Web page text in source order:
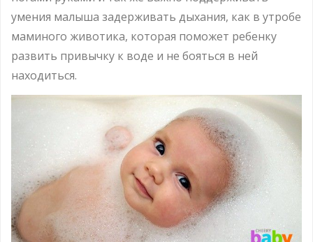
умения малыша задерживать дыхания, как в утробе
маминого животика, которая поможет ребенку
развить привычку к воде и не бояться в ней
находиться.